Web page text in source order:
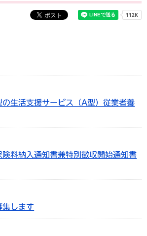
の生活支援サービス（A型）従業者養
料納入通知書兼特別徴収開始通知書
集します